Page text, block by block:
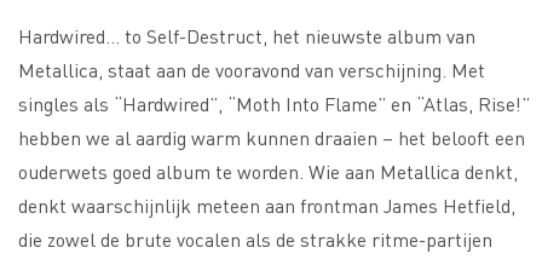
Hardwired… to Self-Destruct, het nieuwste album van
Metallica, staat aan de vooravond van verschijning. Met
singles als “Hardwired”, “Moth Into Flame” en “Atlas, Rise!”
hebben we al aardig warm kunnen draaien – het belooft een
ouderwets goed album te worden. Wie aan Metallica denkt,
denkt waarschijnlijk meteen aan frontman James Hetfield,
die zowel de brute vocalen als de strakke ritme-partijen